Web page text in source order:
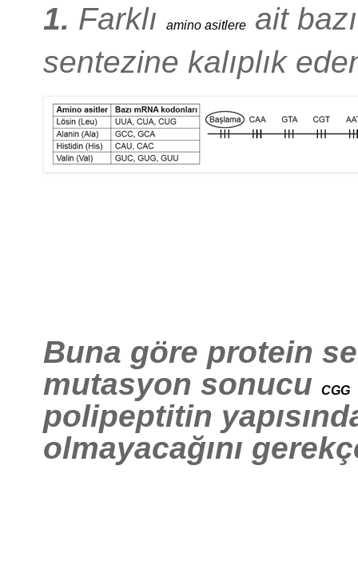
1. Farklı amino asitlere
ait
sentezine kalıplık
Buna göre protein
mutasyon sonucu
CGG
polipeptitin
olmayacağını